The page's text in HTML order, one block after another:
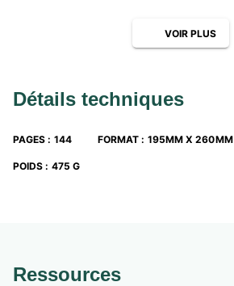
VOIR PLUS
Détails techniques
PAGES : 144 FORMAT : 195MM X 260MM
POIDS : 475 G
Ressources